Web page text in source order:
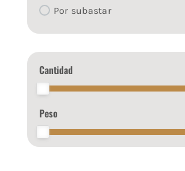
Por subastar
Cantidad
Peso